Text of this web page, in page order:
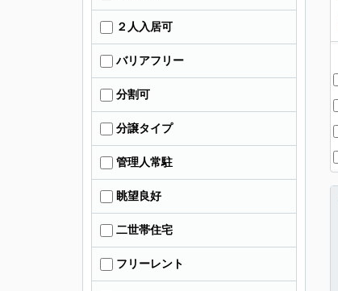
２人入居可
バリアフリー
分割可
分譲タイプ
管理人常駐
眺望良好
二世帯住宅
フリーレント